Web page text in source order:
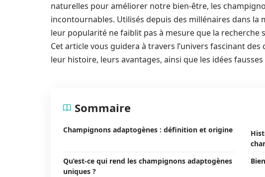
naturelles pour améliorer notre bien-être, les
incontournables. Utilisés depuis des millénaires dans
leur popularité ne faiblit pas à mesure que la
Cet article vous guidera à travers l’univers fascinant
leur histoire, leurs avantages, ainsi que les idées
Sommaire
Champignons adaptogènes : définition et origine
Qu’est-ce qui rend les champignons adaptogènes
uniques ?